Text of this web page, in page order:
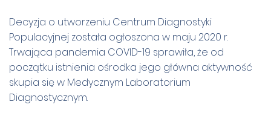
Decyzja o utworzeniu Centrum Diagnostyki
Populacyjnej została ogłoszona w maju 2020 r.
Trwająca pandemia COVID-19 sprawiła, że od
początku istnienia ośrodka jego główna aktywność
skupia się w Medycznym Laboratorium
Diagnostycznym.